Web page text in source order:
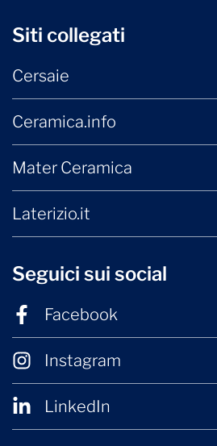
Siti collegati
Cersaie
Ceramica.info
Mater Ceramica
Laterizio.it
Seguici sui social
Facebook
Instagram
LinkedIn